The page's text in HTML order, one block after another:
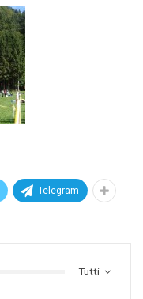
Telegram
Tutti